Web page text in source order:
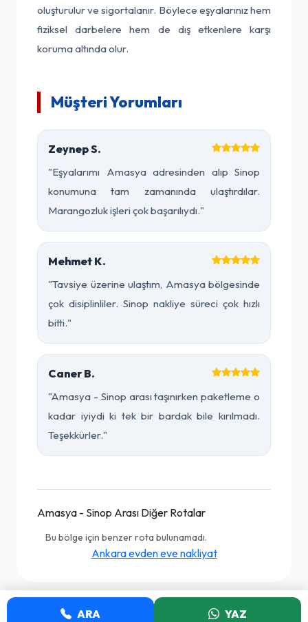
oluşturulur ve sigortalanır. Böylece eşyalarınız hem
fiziksel darbelere hem de dış etkenlere karşı
koruma altında olur.
Müşteri Yorumları
Zeynep S.
"Eşyalarımı Amasya adresinden alıp Sinop
konumuna tam zamanında ulaştırdılar.
Marangozluk işleri çok başarılıydı."
Mehmet K.
"Tavsiye üzerine ulaştım, Amasya bölgesinde
çok disiplinliler. Sinop nakliye süreci çok hızlı
bitti."
Caner B.
"Amasya - Sinop arası taşınırken paketleme o
kadar iyiydi ki tek bir bardak bile kırılmadı.
Teşekkürler."
Amasya - Sinop Arası Diğer Rotalar
Bu bölge için benzer rota bulunamadı.
Ankara evden eve nakliyat
ARA YAZ